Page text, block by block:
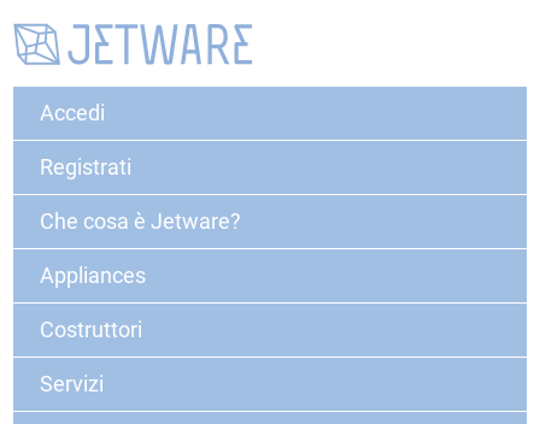
Accedi
Registrati
Che cosa è Jetware?
Appliances
Costruttori
Servizi